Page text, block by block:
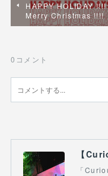
HAPPY HOLIDAY !!!!
Merry Christmas !!!!
0 コメント
「